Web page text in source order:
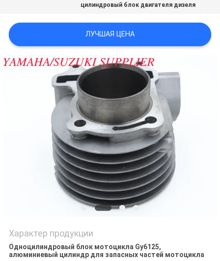
КАРТА
САЙТА
PRIVACY
цилиндровый блок двигателя дизеля
ЛУЧШАЯ ЦЕНА
Характер продукции
Одноцилиндровый блок мотоцикла Gy6125,
алюминиевый цилиндр для запасных частей мотоцикла